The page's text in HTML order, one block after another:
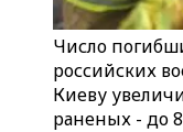
Число
российских
Киеву
раненых - до